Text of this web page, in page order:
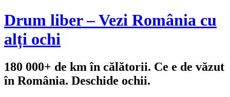
Drum liber – Vezi România cu
alți ochi
180 000+ de km în călătorii. Ce e de văzut
în România. Deschide ochii.